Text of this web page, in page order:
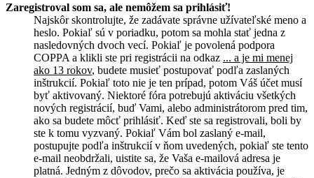
Zaregistroval som sa, ale nemôžem sa prihlásiť!
Najskôr skontrolujte, že zadávate správne užívateľské meno a
heslo. Pokiaľ sú v poriadku, potom sa mohla stať jedna z
nasledovných dvoch vecí. Pokiaľ je povolená podpora
COPPA a klikli ste pri registrácii na odkaz ... a je mi menej
ako 13 rokov, budete musieť postupovať podľa zaslaných
inštrukcií. Pokiaľ toto nie je ten prípad, potom Váš účet musí
byť aktivovaný. Niektoré fóra potrebujú aktiváciu všetkých
nových registrácií, buď Vami, alebo administrátorom pred tim,
ako sa budete môcť prihlásiť. Keď ste sa registrovali, boli by
ste k tomu vyzvaný. Pokiaľ Vám bol zaslaný e-mail,
postupujte podľa inštrukcií v ňom uvedených, pokiaľ ste tento
e-mail neobdržali, uistite sa, že Vaša e-mailová adresa je
platná. Jedným z dôvodov, prečo sa aktivácia používa, je